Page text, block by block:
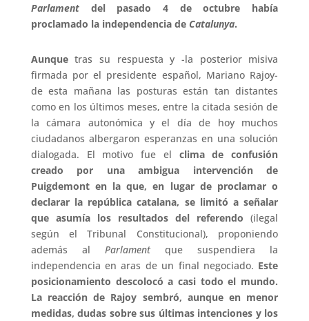
Parlament del pasado 4 de octubre había
proclamado la independencia de Catalunya.
Aunquetras su respuesta y -la posterior misiva
firmada por el presidente español, Mariano Rajoy-
de esta mañana las posturas están tan distantes
como en los últimos meses, entre la citada sesión de
la cámara autonómica y el día de hoy muchos
ciudadanos albergaron esperanzas en una solución
dialogada. El motivo fue el clima de confusión
creado por una ambigua intervención de
Puigdemont en la que, en lugar de proclamar o
declarar la república catalana, se limitó a señalar
que asumía los resultados del referendo (ilegal
según el Tribunal Constitucional), proponiendo
además al Parlamentque suspendiera la
independencia en aras de un final negociado. Este
posicionamiento descolocó a casi todo el mundo.
La reacción de Rajoy sembró, aunque en menor
medidas, dudas sobre sus últimas intenciones y los